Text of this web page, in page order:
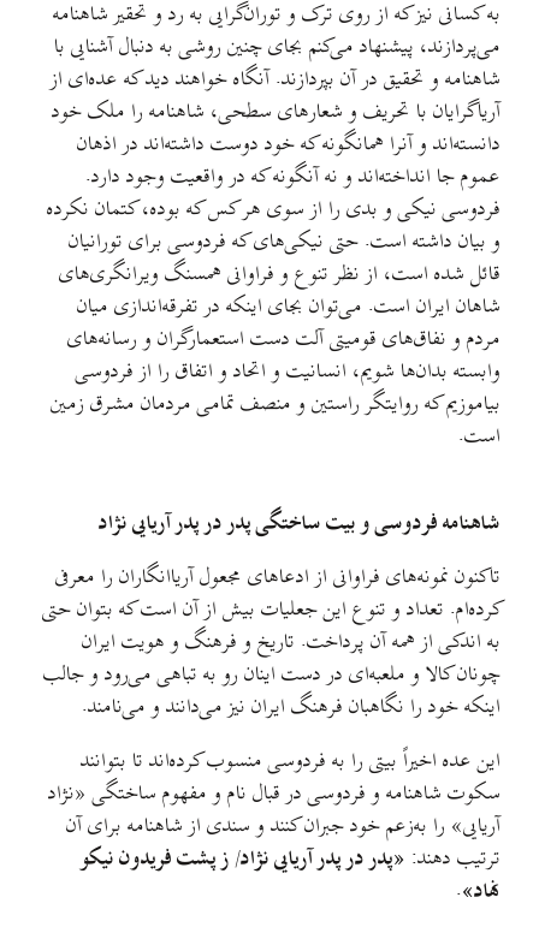
به کسانی نیز که از روی ترک و توران‌گرایی به رد و تحقیر شاهنامه
می‌پردازند، پیشنهاد می‌کنم بجای چنین روشی به دنبال آشنایی با
شاهنامه و تحقیق در آن بپردازند. آنگاه خواهند دید که عده‌ای از
آریاگرایان با تحریف و شعارهای سطحی، شاهنامه را ملک خود
دانسته‌اند و آنرا همانگونه که خود دوست داشته‌اند در اذهان
عموم جا انداخته‌اند و نه آنگونه که در واقعیت وجود دارد.
فردوسی نیکی و بدی را از سوی هر کس که بوده، کتمان نکرده
و بیان داشته است. حتی نیکی‌های که فردوسی برای تورانیان
قائل شده است، از نظر تنوع و فراوانی همسنگ ویرانگری‌های
شاهان ایران است. می‌توان بجای اینکه در تفرقه‌اندازی میان
مردم و نفاق‌های قومیتی آلت دست استعمارگران و رسانه‌های
وابسته بدان‌ها شویم، انسانیت و اتحاد و اتفاق را از فردوسی
بیاموزیم که روایتگر راستین و منصف تمامی مردمان مشرق زمین
است.
شاهنامه فردوسی و بیت ساختگی پدر در پدر آریایی نژاد
تاکنون نمونه‌های فراوانی از ادعاهای مجعول آریاانگاران را معرفی
کرده‌ام. تعداد و تنوع این جعلیات بیش از آن است که بتوان حتی
به اندکی از همه آن پرداخت. تاریخ و فرهنگ و هویت ایران
چونان کالا و ملعبه‌ای در دست اینان رو به تباهی می‌رود و جالب
اینکه خود را نگاهبان فرهنگ ایران نیز می‌دانند و می‌نامند.
این عده اخیراً بیتی را به فردوسی منسوب کرده‌اند تا بتوانند
سکوت شاهنامه و فردوسی در قبال نام و مفهوم ساختگی «نژاد
آریایی» را به‌زعم خود جبران کنند و سندی از شاهنامه برای آن
ترتیب دهند: «پدر در پدر آریایی نژاد/ ز پشت فریدون نیکو
نهاد».